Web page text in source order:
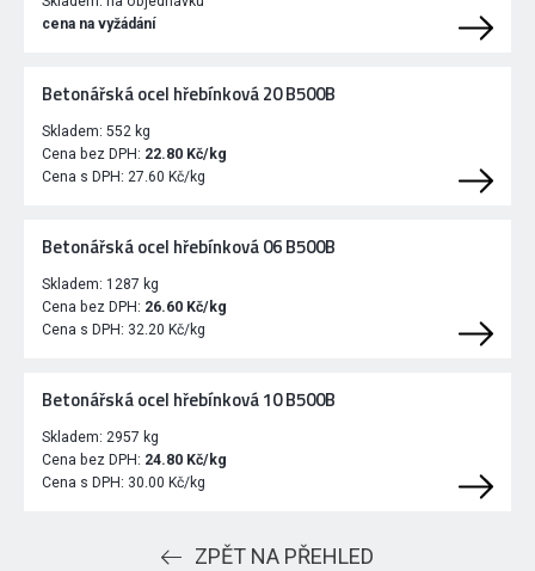
cena na vyžádání
Betonářská ocel hřebínková 20 B500B
Skladem: 552 kg
Cena bez DPH: 22.80 Kč/kg
Cena s DPH: 27.60 Kč/kg
Betonářská ocel hřebínková 06 B500B
Skladem: 1287 kg
Cena bez DPH: 26.60 Kč/kg
Cena s DPH: 32.20 Kč/kg
Betonářská ocel hřebínková 10 B500B
Skladem: 2957 kg
Cena bez DPH: 24.80 Kč/kg
Cena s DPH: 30.00 Kč/kg
ZPĚT NA PŘEHLED